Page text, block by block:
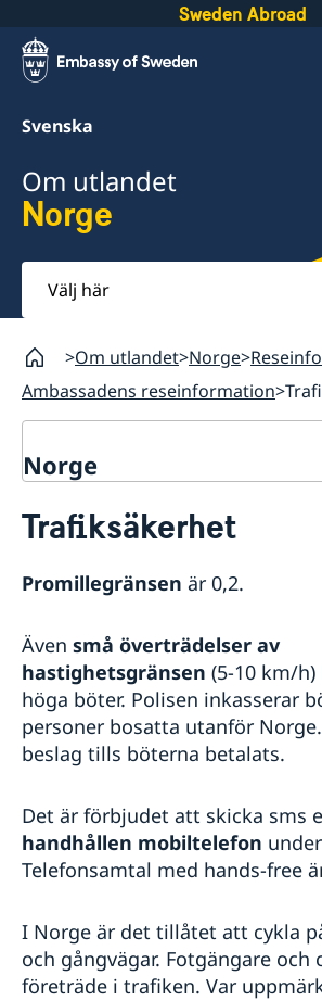
Sweden Abroad
Svenska
Om utlandet
Norge
Välj
här
Om utlandet Norge
Ambassadens reseinformation
Norge
Hjälp till svenskar i Norge
Akut hjälp
Larmcentraler
Samordningsnummer
Provisoriskt pass
Förlust av pass
Hjälp kring medborgarskap
Om svenskt medborgarskap
Dubbelt medborgarskap
Anmälan om svenskt
svensk far, fött utom äktenskapet
Befrielse svenskt medborgarskap
Frågor och svar om
per 1 januari 2020 tillåter dubbelt
Gifta sig utomlands
Legaliseringar
Pension och levnadsintyg
Körkort
Ambassadens reseinformation
Aktuella händelser
In- och utresebestämmelser
Allmänna säkerhetsläget
Terrorism
Naturförhållanden och katastrofer
Hälso- och sjukvård
Kriminalitet och personlig säkerhet
Trafiksäkerhet
Försäkringsskydd
Övriga upplysningar
Business Sweden
Grensetjänsten
Info Norden
Trafiksäkerhet
Promillegränsen är 0,2.
Även små överträdelser av
hastighetsgränsen (5-10 km/
höga böter. Polisen inkasserar
personer bosatta utanför
beslag tills böterna betalats.
Det är förbjudet att skicka sms
handhållen mobiltelefon
Telefonsamtal med hands-free
I Norge är det tillåtet att cykla
och gångvägar. Fotgängare och
företräde i trafiken. Var